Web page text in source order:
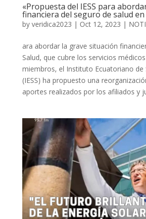
«Propuesta del IESS para
financiera del seguro de salud en
by veridica2023 | Oct 12, 2023 |
ara abordar la grave situación
Salud, que cubre los servicios
miembros, el Instituto Ecuatoriano de
(IESS) ha propuesto una
aportes realizados por los afiliados y